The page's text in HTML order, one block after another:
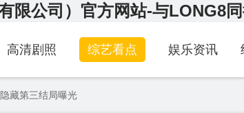
限公司）官方网站-与LONG8
高清剧照 综艺看点 娱乐资讯
藏第三结局曝光